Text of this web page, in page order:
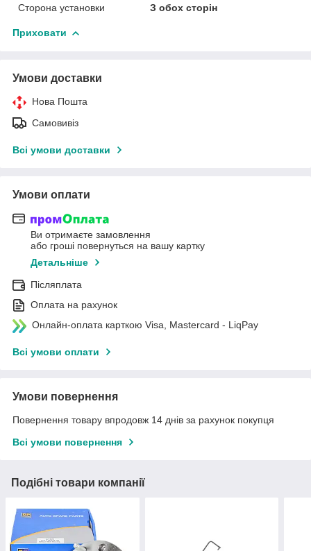
Сторона установки
З обох сторін
Приховати
Умови доставки
Нова Пошта
Самовивіз
Всі умови доставки
Умови оплати
Ви отримаєте замовлення
або гроші повернуться на вашу картку
Детальніше
Післяплата
Оплата на рахунок
Онлайн-оплата карткою Visa, Mastercard - LiqPay
Всі умови оплати
Умови повернення
Повернення товару впродовж 14 днів за рахунок покупця
Всі умови повернення
Подібні товари компанії